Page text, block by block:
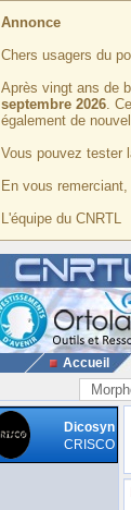
Annonce
Chers usagers du
Après vingt ans de
septembre 2026.
également de
Vous pouvez tester
En vous remerciant,
L'équipe du CNRTL
Accueil
Dicosyn
CRISCO